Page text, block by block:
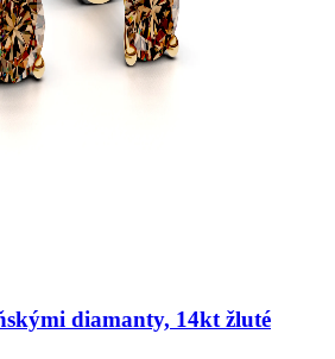
diamanty, 14kt žluté